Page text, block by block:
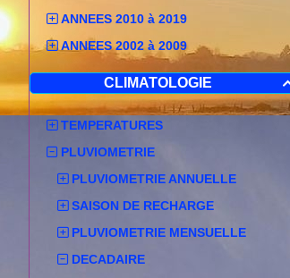
ANNEES 2010 à 2019
ANNEES 2002 à 2009
CLIMATOLOGIE
TEMPERATURES
PLUVIOMETRIE
PLUVIOMETRIE ANNUELLE
SAISON DE RECHARGE
PLUVIOMETRIE MENSUELLE
DECADAIRE